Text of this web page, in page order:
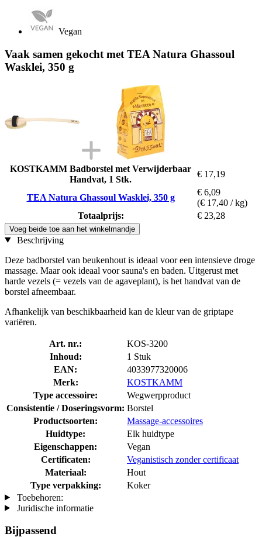
Vegan
Vaak samen gekocht met TEA Natura Ghassoul
Wasklei, 350 g
KOSTKAMM Badborstel met Verwijderbaar
Handvat, 1 Stk.
€ 17,19
TEA Natura Ghassoul Wasklei, 350 g
€ 6,09
(€ 17,40 / kg)
Totaalprijs:
€ 23,28
Voeg beide toe aan het winkelmandje
Beschrijving
Deze badborstel van beukenhout is ideaal voor een intensieve droge
massage. Maar ook ideaal voor sauna's en baden. Uitgerust met
harde vezels (= vezels van de agaveplant), is het handvat van de
borstel afneembaar.
Afhankelijk van beschikbaarheid kan de kleur van de griptape
variëren.
Art. nr.:
KOS-3200
Inhoud:
1 Stuk
EAN:
4033977320006
Merk:
KOSTKAMM
Type accessoire:
Wegwerpproduct
Consistentie / Doseringsvorm: Borstel
Productsoorten:
Massage-accessoires
Huidtype:
Elk huidtype
Eigenschappen:
Vegan
Certificaten:
Veganistisch zonder certificaat
Materiaal:
Hout
Type verpakking:
Koker
Toebehoren:
Juridische informatie
Bijpassend